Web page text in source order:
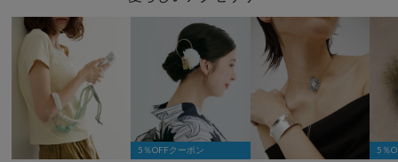
5％OFFクーポン 5％